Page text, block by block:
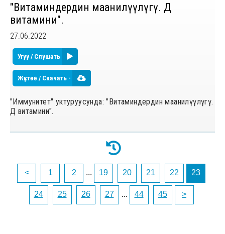
"Витаминдердин маанилүүлүгү. Д
витамини".
27.06.2022
Угуу / Слушать
Жүктөө / Скачать -
"Иммунитет" уктуруусунда: "Витаминдердин маанилүүлүгү.
Д витамини".
< 1 2 ... 19 20 21 22 23
24 25 26 27 ... 44 45 >